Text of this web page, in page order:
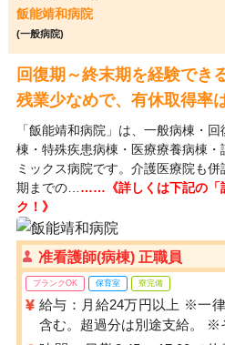
飯能靖和病院
(一般病院)
回復期～終末期を経験でき
残業少なめで、有休取得率
「飯能靖和病院」は、一般病棟・
棟・特殊疾患病棟・医療療養病棟
ミックス病院です。介護医療院も
期までの… ……《詳しくは下記の「
ク！》
准看護師(病棟) 正職員
ブランクOK 保育室 寮完備
給与：月給24万円以上 ※一律
含む。超過分は別途支給。 ※